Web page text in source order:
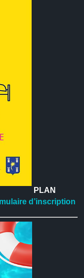
PLAN
d’inscription